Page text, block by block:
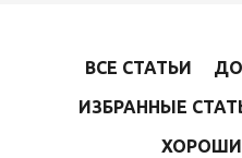
ВСЕ СТАТЬИ
ИЗБРАННЫЕ